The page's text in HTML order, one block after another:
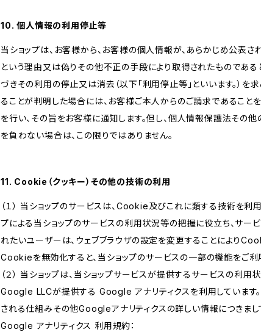
10. 個人情報の利用停止等
当ショップは、お客様から、お客様の個人情報が、あらかじめ公表
という理由又は偽りその他不正の手段により取得されたものであ
づきその利用の停止又は消去（以下「利用停止等」といいます。）
ることが判明した場合には、お客様ご本人からのご請求であること
を行い、その旨をお客様に通知します。但し、個人情報保護法その
を負わない場合は、この限りではありません。
11. Cookie（クッキー）その他の技術の利用
（１） 当ショップのサービスは、Cookie及びこれに類する技術を利
プによる当ショップのサービスの利用状況等の把握に役立ち、サー
れたいユーザーは、ウェブブラウザの設定を変更することにより
Cookieを無効化すると、当ショップのサービスの一部の機能をご利
（２） 当ショップは、当ショップサービスが提供するサービスの利
Google LLCが提供する Google アナリティクスを利用しています
される仕組みその他Googleアナリティクスの詳しい情報につきまし
Google アナリティクス 利用規約：